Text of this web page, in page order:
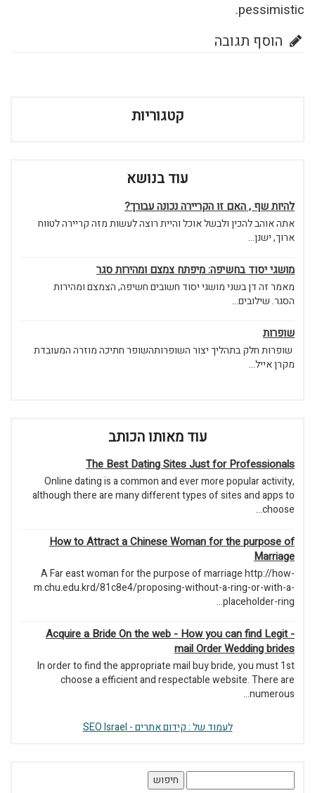
עבורך?
רוצה לעשות מזה קריירה לטווח
ומהירות סגר
חשיפה, הצמצם ומהירות
חתיכה מוזרה המעובדת
The Best Dating
Online dating is a common
although there are many
How to Attract a
A Far east woman for the
m.chu.edu.krd/81c8e4/
Acquire a Bride On the
In order to find the
choose a efficient and